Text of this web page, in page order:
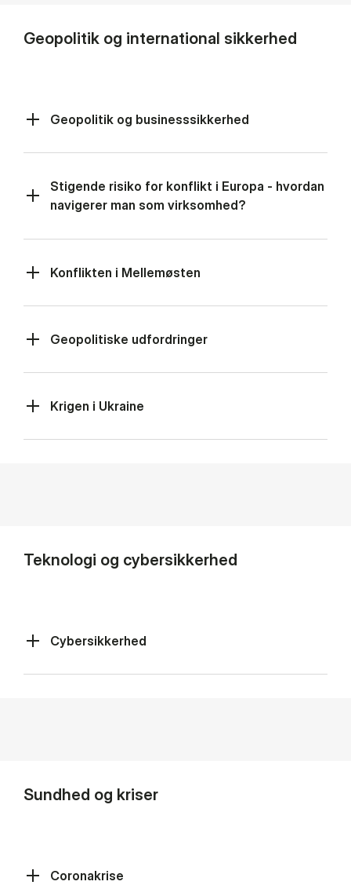
Geopolitik og international sikkerhed
Geopolitik og businesssikkerhed
Stigende risiko for konflikt i Europa - hvordan
navigerer man som virksomhed?
Konflikten i Mellemøsten
Geopolitiske udfordringer
Krigen i Ukraine
Teknologi og cybersikkerhed
Cybersikkerhed
Sundhed og kriser
Coronakrise